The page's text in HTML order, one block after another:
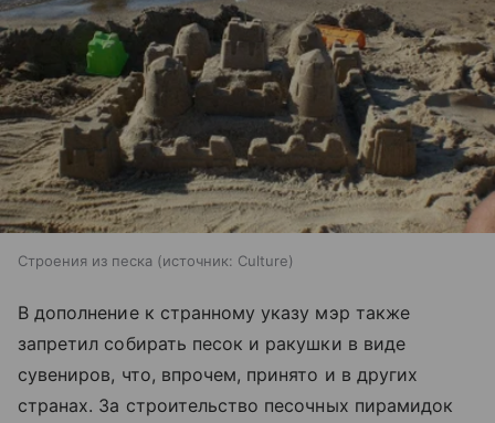
Строения из песка источник: Culture
В дополнение к странному указу мэр также
запретил собирать песок и ракушки в виде
сувениров, что, впрочем, принято и в других
странах. За строительство песочных пирамидок